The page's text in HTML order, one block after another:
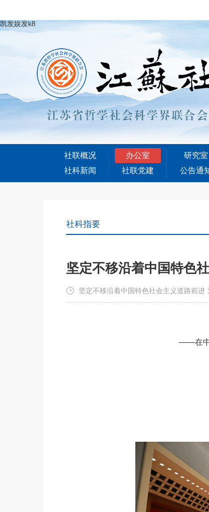
凯发娱发k8
社联概况 办公室 研究室
社科新闻
社联党建 公告通
社科指要
坚定不移沿着中国特色
坚定不移沿着中国特色社会主义道路前
——在中